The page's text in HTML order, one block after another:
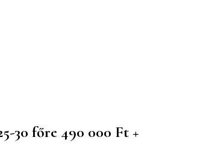
30 főre 490 000 Ft +